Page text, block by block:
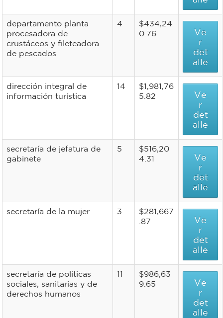
departamento planta
procesadora de
crustáceos y fileteadora
de pescados
4
$434,24
0.76
Ve
r
det
alle
dirección integral de
información turística
14
$1,981,76
5.82
Ve
r
det
alle
secretaría de jefatura de
gabinete
5
$516,20
4.31
Ve
r
det
alle
secretaría de la mujer 3
$281,667
.87
Ve
r
det
alle
secretaría de políticas
sociales, sanitarias y de
derechos humanos
11
$986,63
9.65
Ve
r
det
alle